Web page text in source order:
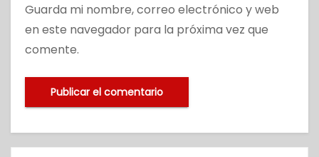
Guarda mi nombre, correo electrónico y web
en este navegador para la próxima vez que
comente.